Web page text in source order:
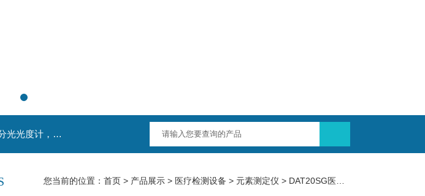
主营产品：实验室检测设备，离心机，食品安全检测设备，水质分析，紫外可见分光光度计，液氮罐，万分之一天平，离心机生物实验室工程，移液器
您当前的位置： 首页 > 产品展示 > 医疗检测设备 > 元素测定仪 > DAT20SG医院、社区、诊所碘元素自动检测仪